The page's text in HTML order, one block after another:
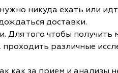
никуда ехать или
доставки.
Для того чтобы
различные
как за прием и анализы